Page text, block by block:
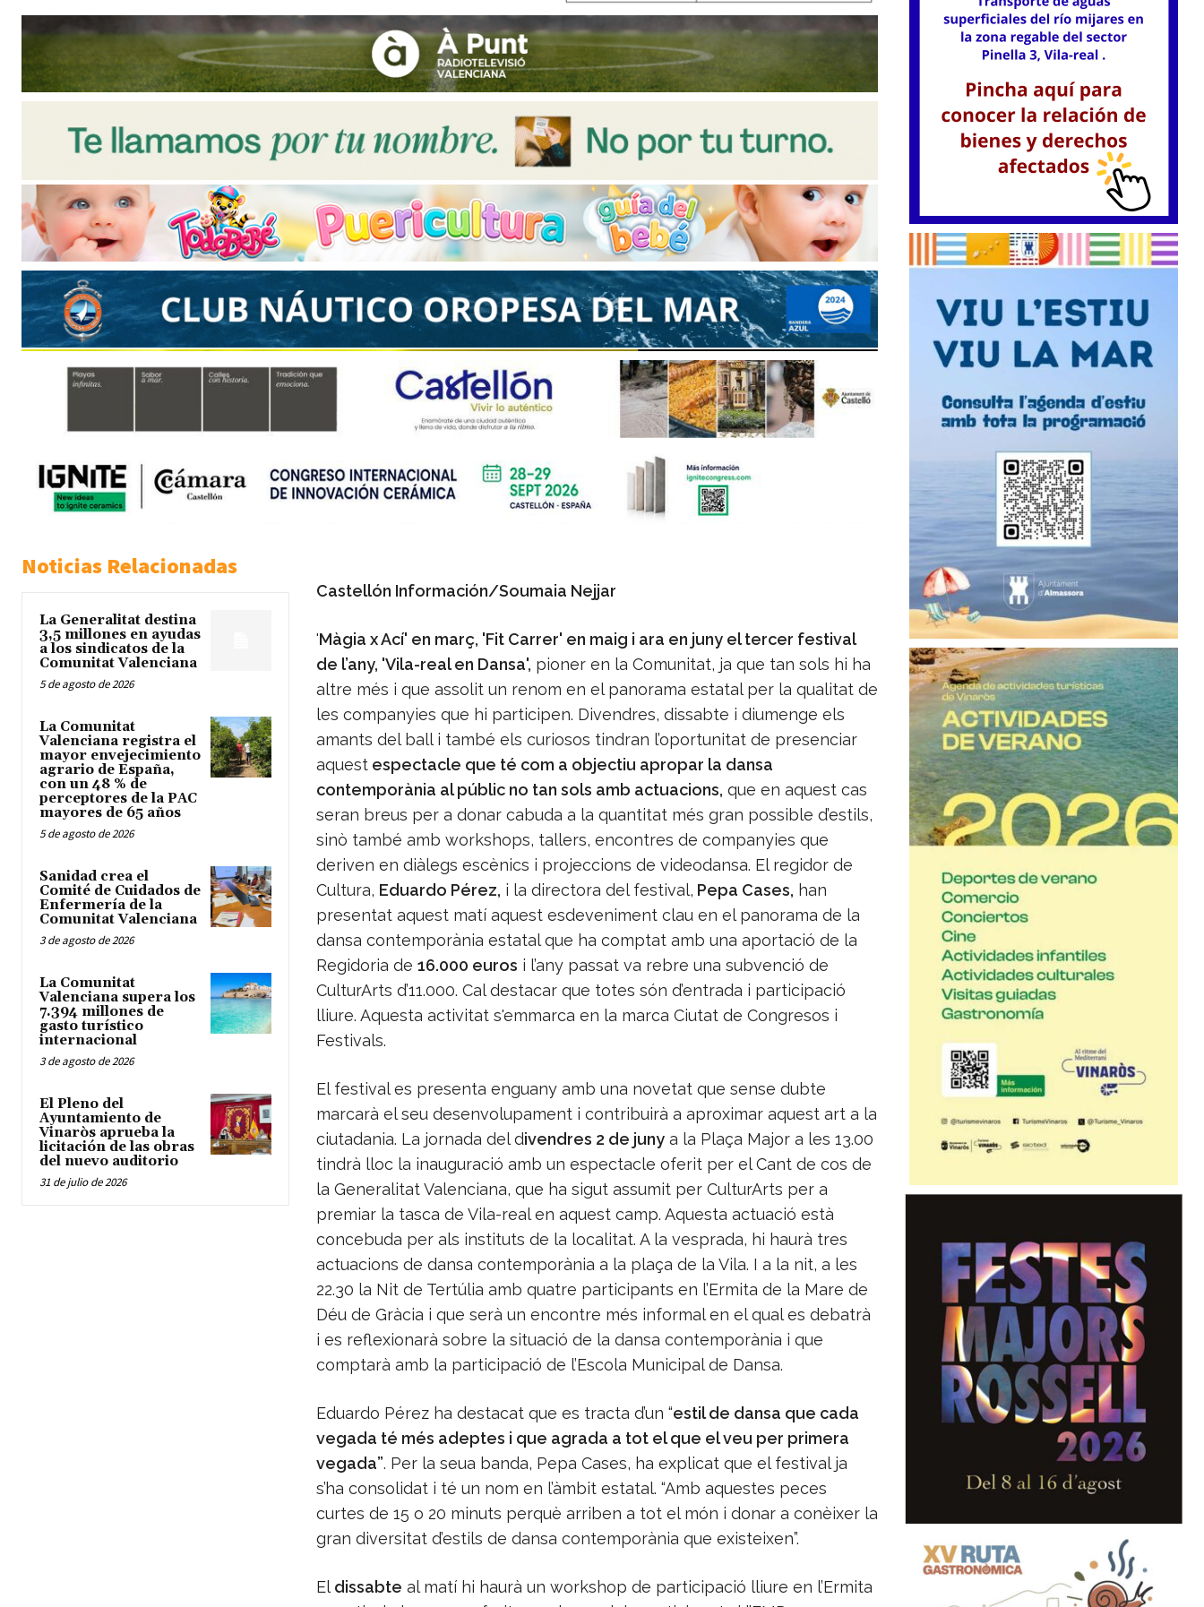
Noticias Relacionadas
La Generalitat destina
3,5 millones en ayudas
a los sindicatos de la
Comunitat Valenciana
5 de agosto de 2026
La Comunitat
Valenciana registra el
mayor envejecimiento
agrario de España,
con un 48 % de
perceptores de la PAC
mayores de 65 años
5 de agosto de 2026
Sanidad crea el
Comité de Cuidados de
Enfermería de la
Comunitat Valenciana
3 de agosto de 2026
La Comunitat
Valenciana supera los
7.394 millones de
gasto turístico
internacional
3 de agosto de 2026
El Pleno del
Ayuntamiento de
Vinaròs aprueba la
licitación de las obras
del nuevo auditorio
31 de julio de 2026
Castellón Información/Soumaia Nejjar
'Màgia x Ací' en març, 'Fit Carrer' en maig i ara en juny el tercer festival
de l’any, 'Vila-real en Dansa', pioner en la Comunitat, ja que tan sols hi ha
altre més i que assolit un renom en el panorama estatal per la qualitat de
les companyies que hi participen. Divendres, dissabte i diumenge els
amants del ball i també els curiosos tindran l’oportunitat de presenciar
aquestespectacle que té com a objectiu apropar la dansa
contemporània al públic no tan sols amb actuacions, que en aquest cas
seran breus per a donar cabuda a la quantitat més gran possible d’estils,
sinò també amb workshops, tallers, encontres de companyies que
deriven en diàlegs escènics i projeccions de videodansa. El regidor de
Cultura, Eduardo Pérez, i la directora del festival, Pepa Cases, han
presentat aquest matí aquest esdeveniment clau en el panorama de la
dansa contemporània estatal que ha comptat amb una aportació de la
Regidoria de 16.000 euros i l’any passat va rebre una subvenció de
CulturArts d’11.000. Cal destacar que totes són d’entrada i participació
lliure. Aquesta activitat s'emmarca en la marca Ciutat de Congresos i
Festivals.
El festival es presenta enguany amb una novetat que sense dubte
marcarà el seu desenvolupament i contribuirà a aproximar aquest art a la
ciutadania. La jornada del divendres 2 de junya la Plaça Major a les 13.00
tindrà lloc la inauguració amb un espectacle oferit per el Cant de cos de
la Generalitat Valenciana, que ha sigut assumit per CulturArts per a
premiar la tasca de Vila-real en aquest camp. Aquesta actuació està
concebuda per als instituts de la localitat. A la vesprada, hi haurà tres
actuacions de dansa contemporània a la plaça de la Vila. I a la nit, a les
22.30 la Nit de Tertúlia amb quatre participants en l’Ermita de la Mare de
Déu de Gràcia i que serà un encontre més informal en el qual es debatrà
i es reflexionarà sobre la situació de la dansa contemporània i que
comptarà amb la participació de l’Escola Municipal de Dansa.
Eduardo Pérez ha destacat que es tracta d’un “estil de dansa que cada
vegada té més adeptes i que agrada a tot el que el veu per primera
vegada”. Per la seua banda, Pepa Cases, ha explicat que el festival ja
s’ha consolidat i té un nom en l’àmbit estatal. “Amb aquestes peces
curtes de 15 o 20 minuts perquè arriben a tot el món i donar a conèixer la
gran diversitat d’estils de dansa contemporània que existeixen”.
Eldissabte al matí hi haurà un workshop de participació lliure en l’Ermita